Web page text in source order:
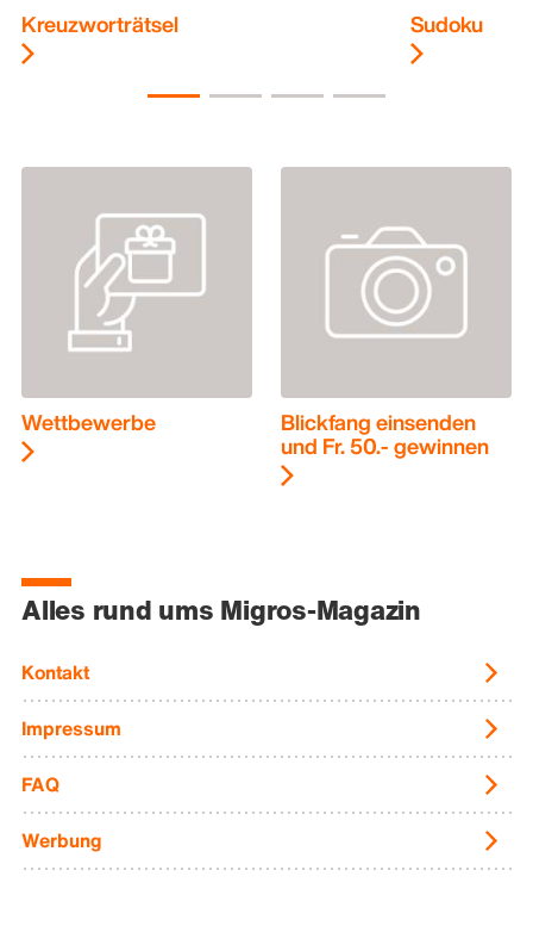
Kreuzworträtsel Sudoku
Wettbewerbe Blickfang einsenden
und Fr. 50.- gewinnen
Alles rund ums Migros-Magazin
Kontakt
Impressum
FAQ
Werbung